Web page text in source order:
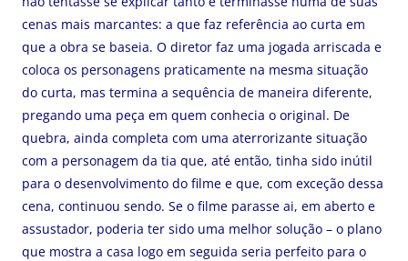
cenas mais marcantes: a que faz referência ao curta em
que a obra se baseia. O diretor faz uma jogada arriscada e
coloca os personagens praticamente na mesma situação
do curta, mas termina a sequência de maneira diferente,
pregando uma peça em quem conhecia o original. De
quebra, ainda completa com uma aterrorizante situação
com a personagem da tia que, até então, tinha sido inútil
para o desenvolvimento do filme e que, com exceção dessa
cena, continuou sendo. Se o filme parasse ai, em aberto e
assustador, poderia ter sido uma melhor solução – o plano
que mostra a casa logo em seguida seria perfeito para o